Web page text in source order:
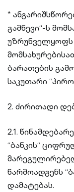
*
გამწევი“-ს
ბარათების
საკუთარი
2. ძირითადი
2.1.
“ბანკის“
წარმოადგენს
დამატებას.